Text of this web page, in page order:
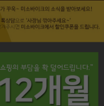
페이코 라이프